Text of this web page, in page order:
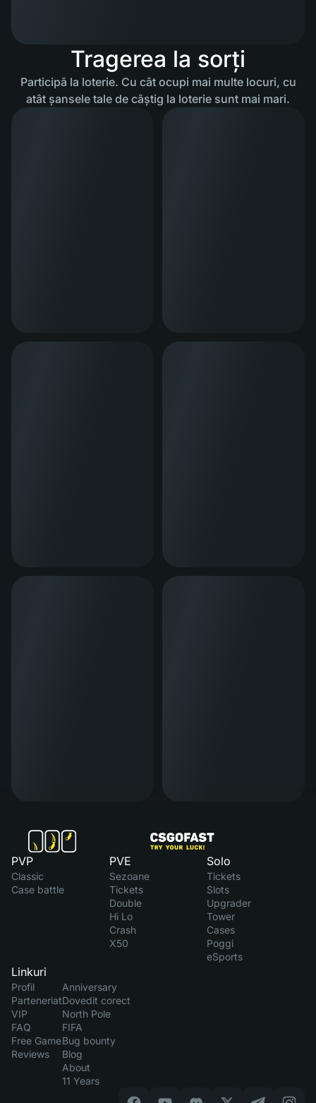
Tragerea la sorți
Participă la loterie. Cu cât ocupi mai multe locuri, cu
atât șansele tale de câștig la loterie sunt mai mari.
PVP
Classic
Case battle
PVE
Sezoane
Tickets
Double
Hi Lo
Crash
X50
Solo
Tickets
Slots
Upgrader
Tower
Cases
Poggi
eSports
Linkuri
Profil
Parteneriat
VIP
FAQ
Free Game
Reviews
Anniversary
Dovedit corect
North Pole
FIFA
Bug bounty
Blog
About
11 Years